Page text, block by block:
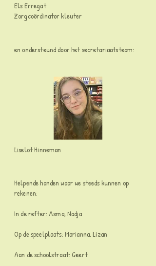
Els Erregat
Zorgcoördinator kleuter
en ondersteund door het secretariaatsteam:
Liselot Hinneman
Helpende handen waar we steeds kunnen op
rekenen:
In de refter: Asma, Nadja
Op de speelplaats: Marianna, Lizan
Aan de schoolstraat: Geert